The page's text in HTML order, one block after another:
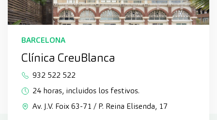
BARCELONA
Clínica CreuBlanca
932 522 522
24 horas, incluidos los festivos.
Av. J.V. Foix 63-71 / P. Reina Elisenda, 17